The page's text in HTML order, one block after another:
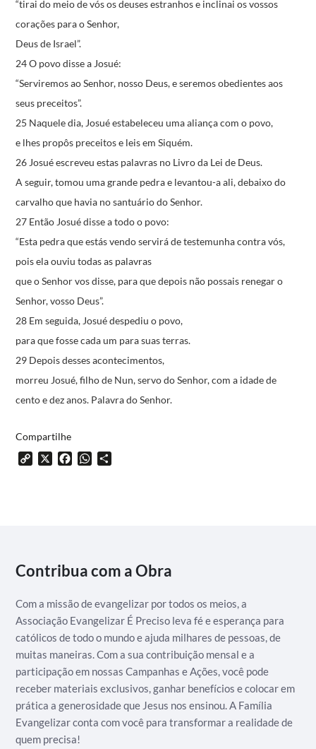
“tirai do meio de vós os deuses estranhose inclinai os vossos
corações para o Senhor,
Deus de Israel”.
24 O povo disse a Josué:
“Serviremos ao Senhor, nosso Deus,e seremos obedientes aos
seus preceitos”.
25 Naquele dia, Josué estabeleceu uma aliança com o povo,
e lhes propôs preceitos e leis em Siquém.
26 Josué escreveu estas palavras no Livro da Lei de Deus.
A seguir, tomou uma grande pedra e levantou-a ali,debaixo do
carvalho que havia no santuário do Senhor.
27 Então Josué disse a todo o povo:
“Esta pedra que estás vendoservirá de testemunha contra vós,
pois ela ouviu todas as palavras
que o Senhor vos disse, para que depois não possais renegaro
Senhor, vosso Deus”.
28 Em seguida, Josué despediu o povo,
para que fosse cada um para suas terras.
29 Depois desses acontecimentos,
morreu Josué, filho de Nun, servo do Senhor,com a idade de
cento e dez anos. Palavra do Senhor.
Compartilhe
Copy X FacebookWhatsApp
Contribua com a Obra
Com a missão de evangelizar por todos os meios, a
Associação Evangelizar É Preciso leva fé e esperança para
católicos de todo o mundo e ajuda milhares de pessoas, de
muitas maneiras. Com a sua contribuição mensal e a
participação em nossas Campanhas e Ações, você pode
receber materiais exclusivos, ganhar benefícios e colocar em
prática a generosidade que Jesus nos ensinou. A Família
Evangelizar conta com você para transformar a realidade de
quem precisa!